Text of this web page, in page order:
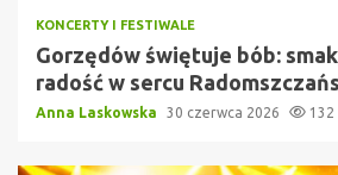
KONCERTY I FESTIWALE
Gorzędów świętuje bób:
radość w sercu
Anna Laskowska 30 czerwca 2026 132